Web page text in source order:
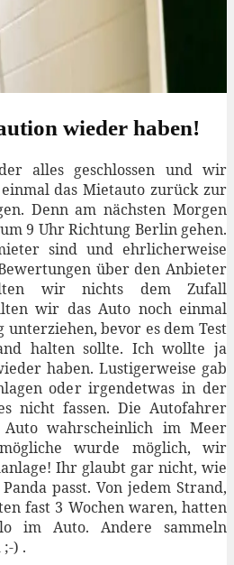
wieder haben!
alles geschlossen und wir
das Mietauto zurück zur
Denn am nächsten Morgen
9 Uhr Richtung Berlin gehen.
sind und ehrlicherweise
über den Anbieter
wir nichts dem Zufall
wir das Auto noch einmal
bevor es dem Test
halten sollte. Ich wollte ja
haben. Lustigerweise gab
oder irgendetwas in der
nicht fassen. Die Autofahrer
wahrscheinlich im Meer
wurde möglich, wir
Ihr glaubt gar nicht, wie
passt. Von jedem Strand,
fast 3 Wochen waren, hatten
im Auto. Andere sammeln
) .